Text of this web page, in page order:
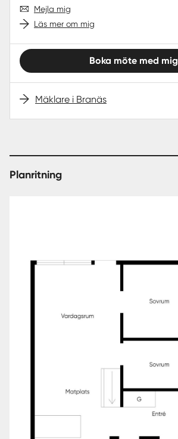
Mejla mig
Läs mer om mig
Boka möte med mig
Mäklare i Branäs
Planritning